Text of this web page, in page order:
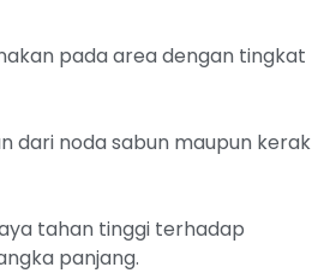
pada area dengan tingkat
dari noda sabun maupun kerak
tahan tinggi terhadap
panjang.